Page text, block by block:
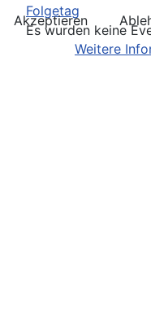
Folgetag
Es wurden keine
Akzeptieren
Weitere